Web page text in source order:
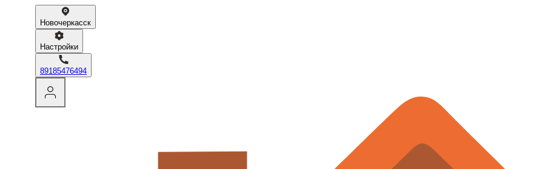
Новочеркасск
Настройки
89185476494